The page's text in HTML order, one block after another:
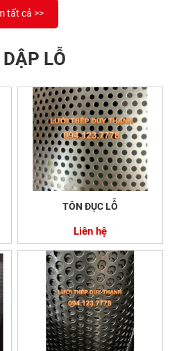
tất cả >>
LỖ
TÔN ĐỤC LỖ
Liên hệ